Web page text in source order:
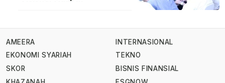
AMEERA
EKONOMI SYARIAH
SKOR
INTERNASIONAL
TEKNO
BISNIS FINANSIAL